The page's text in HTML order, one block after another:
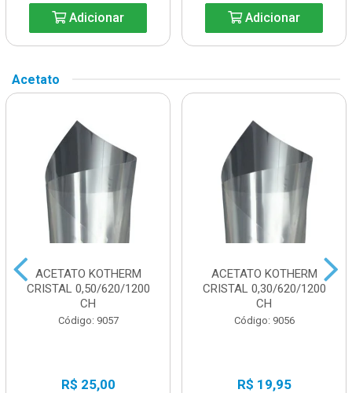
Adicionar Adicionar
Acetato
ACETATO KOTHERM
CRISTAL 0,50/620/1200
CH
Código: 9057
R$ 25,00
ACETATO KOTHERM
CRISTAL 0,30/620/1200
CH
Código: 9056
R$ 19,95